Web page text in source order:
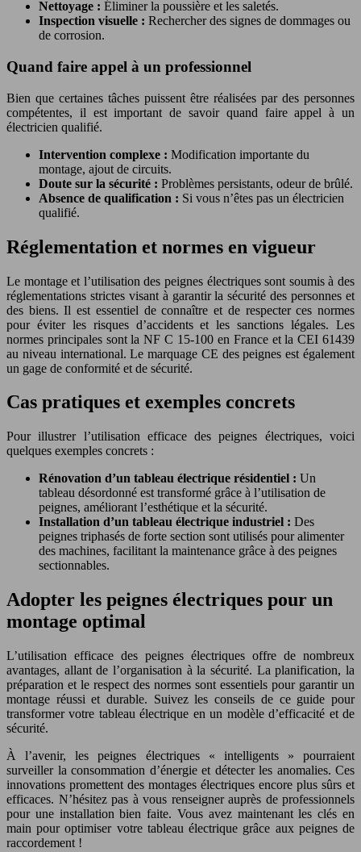
Nettoyage : Éliminer la poussière et les saletés.
Inspection visuelle : Rechercher des signes de dommages ou
de corrosion.
Quand faire appel à un professionnel
Bien que certaines tâches puissent être réalisées par des personnes
compétentes, il est important de savoir quand faire appel à un
électricien qualifié.
Intervention complexe : Modification importante du
montage, ajout de circuits.
Doute sur la sécurité : Problèmes persistants, odeur de brûlé.
Absence de qualification : Si vous n’êtes pas un électricien
qualifié.
Réglementation et normes en vigueur
Le montage et l’utilisation des peignes électriques sont soumis à des
réglementations strictes visant à garantir la sécurité des personnes et
des biens. Il est essentiel de connaître et de respecter ces normes
pour éviter les risques d’accidents et les sanctions légales. Les
normes principales sont la NF C 15-100 en France et la CEI 61439
au niveau international. Le marquage CE des peignes est également
un gage de conformité et de sécurité.
Cas pratiques et exemples concrets
Pour illustrer l’utilisation efficace des peignes électriques, voici
quelques exemples concrets :
Rénovation d’un tableau électrique résidentiel : Un
tableau désordonné est transformé grâce à l’utilisation de
peignes, améliorant l’esthétique et la sécurité.
Installation d’un tableau électrique industriel : Des
peignes triphasés de forte section sont utilisés pour alimenter
des machines, facilitant la maintenance grâce à des peignes
sectionnables.
Adopter les peignes électriques pour un
montage optimal
L’utilisation efficace des peignes électriques offre de nombreux
avantages, allant de l’organisation à la sécurité. La planification, la
préparation et le respect des normes sont essentiels pour garantir un
montage réussi et durable. Suivez les conseils de ce guide pour
transformer votre tableau électrique en un modèle d’efficacité et de
sécurité.
À l’avenir, les peignes électriques « intelligents » pourraient
surveiller la consommation d’énergie et détecter les anomalies. Ces
innovations promettent des montages électriques encore plus sûrs et
efficaces. N’hésitez pas à vous renseigner auprès de professionnels
pour une installation bien faite. Vous avez maintenant les clés en
main pour optimiser votre tableau électrique grâce aux peignes de
raccordement !